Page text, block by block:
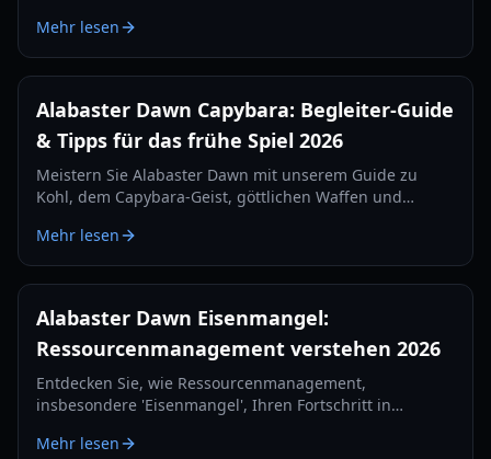
Mehr lesen
Alabaster Dawn Capybara: Begleiter-Guide
& Tipps für das frühe Spiel 2026
Meistern Sie Alabaster Dawn mit unserem Guide zu
Kohl, dem Capybara-Geist, göttlichen Waffen und
Landen.
Mehr lesen
Alabaster Dawn Eisenmangel:
Ressourcenmanagement verstehen 2026
Entdecken Sie, wie Ressourcenmanagement,
insbesondere 'Eisenmangel', Ihren Fortschritt in
sammeln, effektiv zu craften und Ihre Builds zu
Mehr lesen